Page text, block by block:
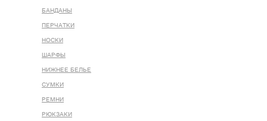
БАНДАНЫ
ПЕРЧАТКИ
НОСКИ
ШАРФЫ
НИЖНЕЕ БЕЛЬЕ
СУМКИ
РЕМНИ
РЮКЗАКИ